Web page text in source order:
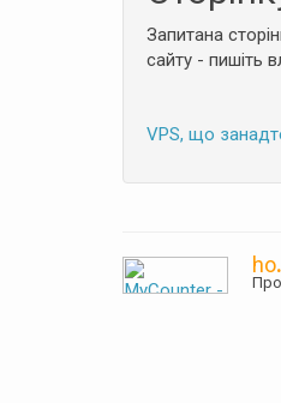
Запитана
сайту - пишіть
VPS, що
ho